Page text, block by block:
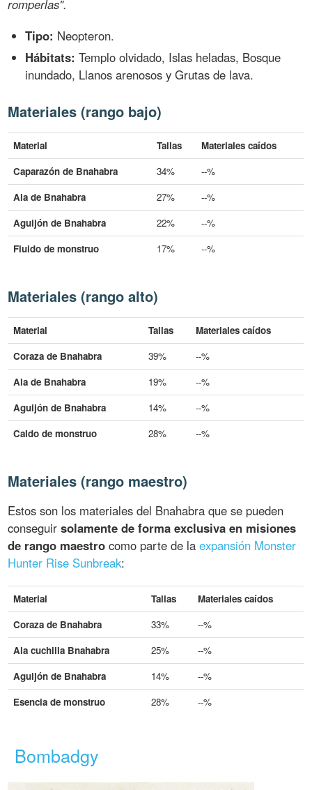
romperlas".
Tipo: Neopteron.
Hábitats: Templo olvidado, Islas heladas, Bosque
inundado, Llanos arenosos y Grutas de lava.
Materiales (rango bajo)
Material Tallas
Materiales caídos
Caparazón de Bnahabra
34%
--%
Ala de Bnahabra
27%
--%
Aguijón de Bnahabra
22%
--%
Fluido de monstruo
17% --%
Materiales (rango alto)
Material Tallas
Materiales caídos
Coraza de Bnahabra
39%
--%
Ala de Bnahabra
19%
--%
Aguijón de Bnahabra
14%
--%
Caldo de monstruo
28% --%
Materiales (rango maestro)
Estos son los materiales del Bnahabra que se pueden
conseguirsolamente de forma exclusiva en misiones
de rango maestro como parte de laexpansión Monster
Hunter Rise Sunbreak:
Material Tallas
Materiales caídos
Coraza de Bnahabra
33%
--%
Ala cuchilla Bnahabra
25%
--%
Aguijón de Bnahabra
14%
--%
Esencia de monstruo
28% --%
Bombadgy